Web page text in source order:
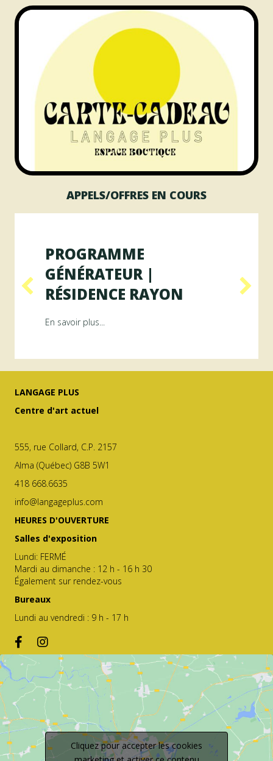
APPELS/OFFRES EN COURS
ArAMiS
PROGRAMME
GÉNÉRATEUR |
RÉSIDENCE RAYON
En savoir plus...
LANGAGE PLUS
Centre d'art actuel
555, rue Collard, C.P. 2157
Alma (Québec) G8B 5W1
418 668.6635
info@langageplus.com
HEURES D'OUVERTURE
Salles d'exposition
Lundi: FERMÉ
Mardi au dimanche : 12 h - 16 h 30
Également sur rendez-vous
Bureaux
Lundi au vendredi : 9 h - 17 h
Cliquez pour accepter les cookies